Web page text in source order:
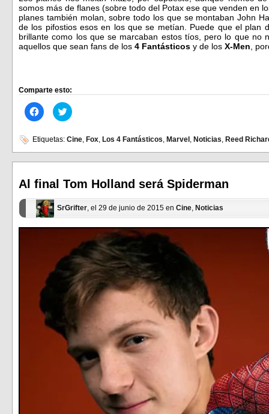
somos más de flanes (sobre todo del Potax ese que venden en
planes también molan, sobre todo los que se montaban John
de los pifostios esos en los que se metían. Puede que el plan
brillante como los que se marcaban estos tíos, pero lo que no
aquellos que sean fans de los 4 Fantásticos y de los X-Men ,
Comparte esto:
Haz
clic
en
Facebook
(Se
abre
ventana
nueva)
Haz
clic
en
Twitter
(Se
abre
ventana
nueva)
Etiquetas: Cine, Fox, Los 4 Fantásticos, Marvel , Noticias, Reed
Al final Tom Holland será Spiderman
SrGrifter, el 29 de junio de 2015 en Cine, Noticias